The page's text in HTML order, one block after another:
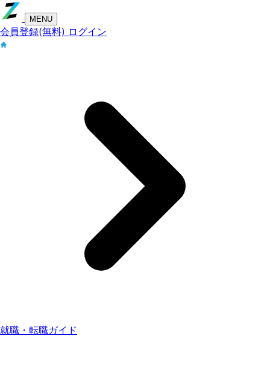
MENU
会員登録(無料) ログイン
就職・転職ガイド